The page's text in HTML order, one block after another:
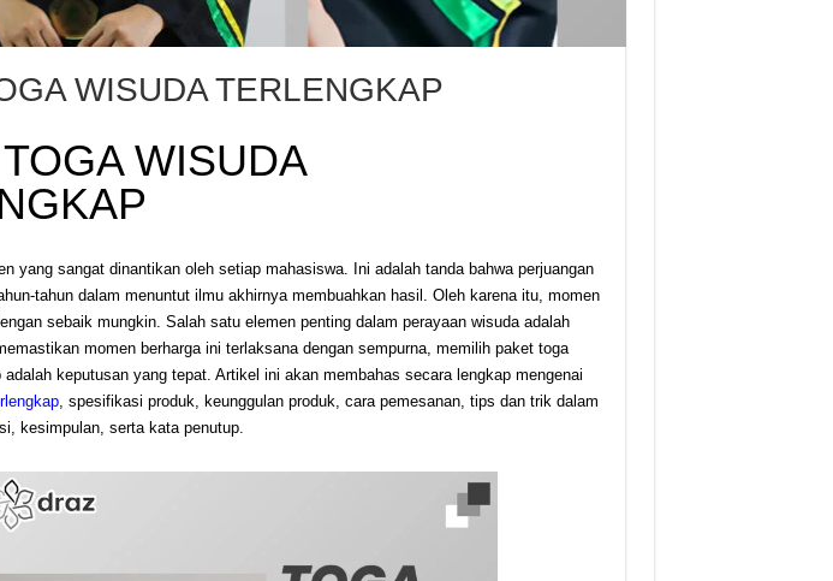
WISUDA TERLENGKAP
WISUDA
yang sangat dinantikan oleh setiap mahasiswa. Ini adalah tanda bahwa perjuangan
tahun dalam menuntut ilmu akhirnya membuahkan hasil. Oleh karena itu, momen
sebaik mungkin. Salah satu elemen penting dalam perayaan wisuda adalah
momen berharga ini terlaksana dengan sempurna, memilih paket toga
keputusan yang tepat. Artikel ini akan membahas secara lengkap mengenai
, spesifikasi produk, keunggulan produk, cara pemesanan, tips dan trik dalam
kesimpulan, serta kata penutup.